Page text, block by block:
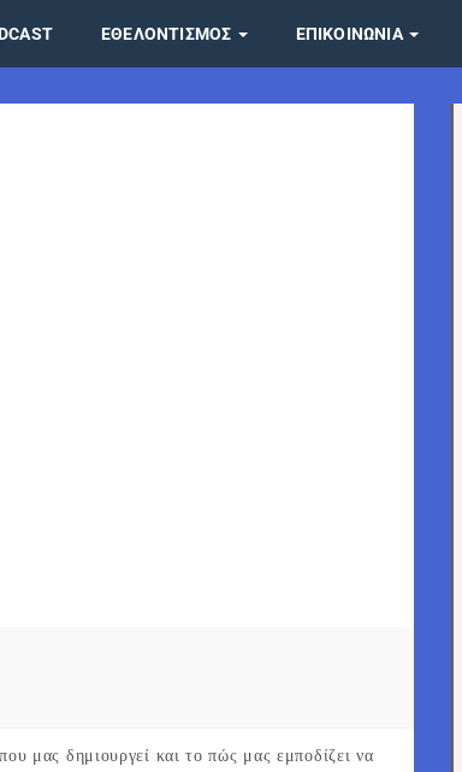
ΕΘΕΛΟΝΤΙΣΜΌΣ ΕΠΙΚΟΙΝΩΝΙΑ
μας δημιουργεί και το πώς μας εμποδίζει να